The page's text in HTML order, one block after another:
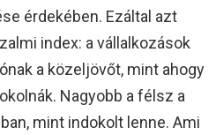
érdekében. Ezáltal azt
index: a vállalkozások
a közeljövőt, mint ahogy
Nagyobb a félsz a
mint indokolt lenne. Ami